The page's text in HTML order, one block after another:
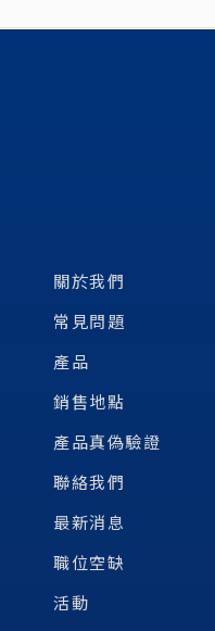
關於我們
常見問題
產品
銷售地點
產品真偽驗證
聯絡我們
最新消息
職位空缺
活動